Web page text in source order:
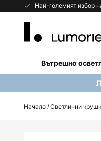
Най-големият избор
Прескачане
Вътрешно
Начало Светлинни